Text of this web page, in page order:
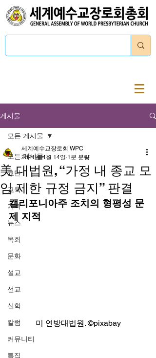
게시물
모든 게시물
교단
교육
기획
뉴스
목회
문화
설교
선교
신학
칼럼
커뮤니티
특집
모든 게시물
美 대법원, “가정 내 종교 모
임 제한 규정 금지” 판결
세계예수교장로회 WPC
2021년 4월 14일 1분 분량
캘리포니아주 조치의 형평성 문
제 지적
미 연방대법원. ©pixabay